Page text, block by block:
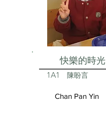
快樂的時光
1A1 陳盼言
Chan Pan Yin